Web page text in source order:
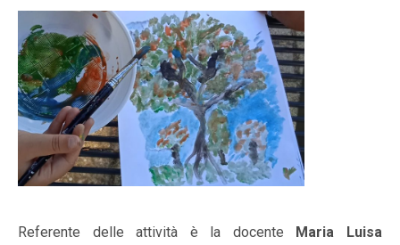
Referente delle attività è la docente Maria Luisa